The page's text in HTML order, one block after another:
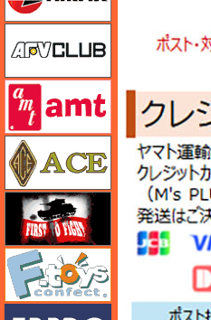
amt
エース
エフトイズ